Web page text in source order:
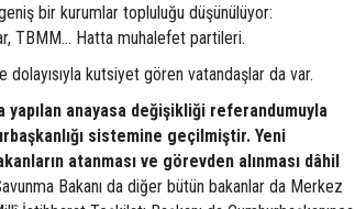
bir kurumlar topluluğu düşünülüyor:
TBMM… Hatta muhalefet partileri.
kutsiyet gören vatandaşlar da var.
yapılan anayasa değişikliği referandumuyla
sistemine geçilmiştir. Yeni
atanması ve görevden alınması dâhil
Bakanı da diğer bütün bakanlar da Merkez